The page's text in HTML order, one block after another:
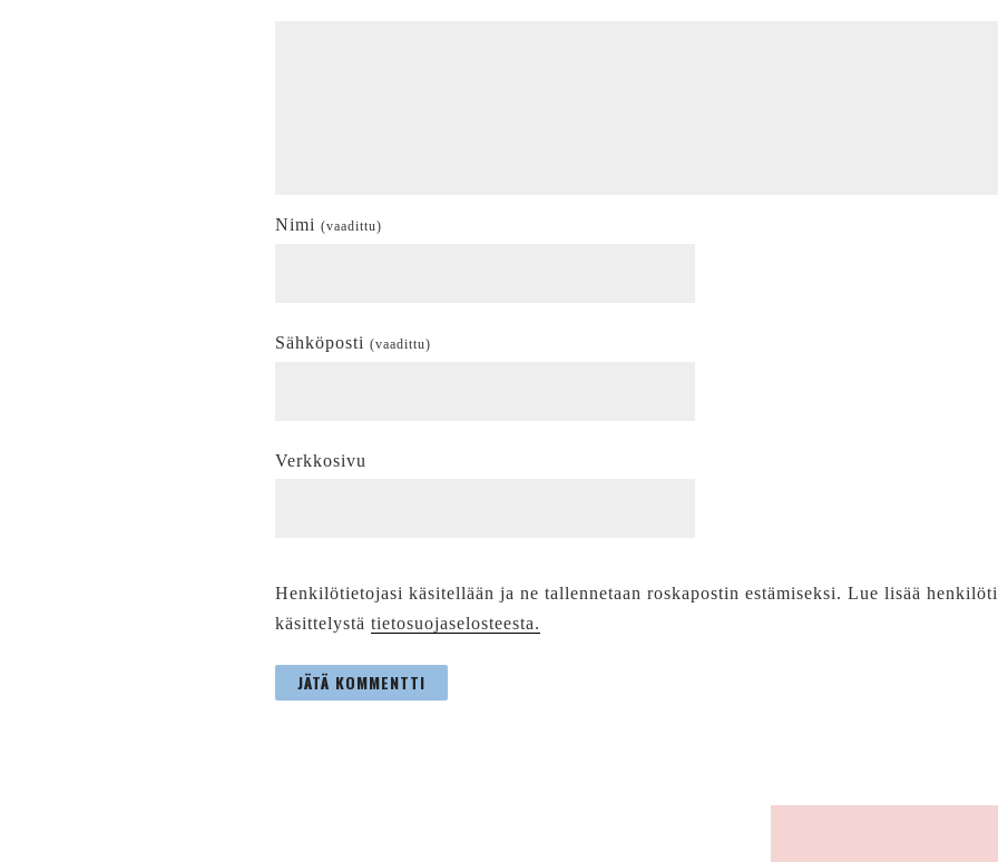
Nimi (vaadittu)
Sähköposti (vaadittu)
Verkkosivu
Henkilötietojasi käsitellään ja ne tallennetaan roskapostin estämiseksi. Lue lisää
käsittelystä tietosuojaselosteesta.